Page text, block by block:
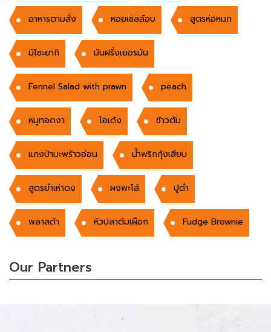
อาหารตามสั่ง หอยเชลล์อบ สูตรห่อหมก
มิโซะยากิ มันฝรั่งเยอรมัน
Fennel Salad with prawn peach
หมูทอดงา โอเด้ง ช้าวต้ม
แกงป่ามะพร้าวอ่อน น้ำพริกกุ้งเสียบ
สูตรยำเห่าดง ผงพะโล้ ปูดำ
พลาสต้า หัวปลาต้มเผือก Fudge Brownie
Our Partners